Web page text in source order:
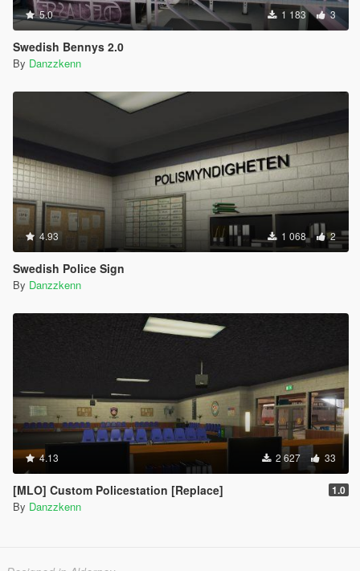
5.0 1 183 3
Swedish Bennys 2.0
By Danzzkenn
4.93 1 068 2
Swedish Police Sign
By Danzzkenn
4.13 2 627 33
[MLO] Custom Policestation [Replace] 1.0
By Danzzkenn